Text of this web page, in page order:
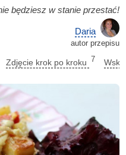
będziesz w stanie przestać!
Daria
autor przepisu
Zdjęcie krok po kroku 7